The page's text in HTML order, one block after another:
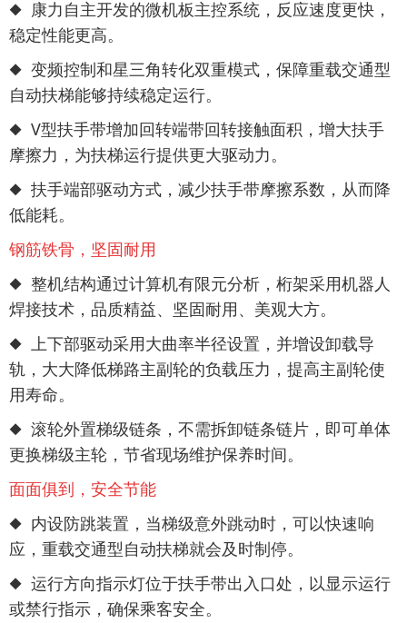
◆ 康力自主开发的微机板主控系统，反应速度更快，
稳定性能更高。
◆ 变频控制和星三角转化双重模式，保障重载交通型
自动扶梯能够持续稳定运行。
◆ V型扶手带增加回转端带回转接触面积，增大扶手
摩擦力，为扶梯运行提供更大驱动力。
◆ 扶手端部驱动方式，减少扶手带摩擦系数，从而降
低能耗。
钢筋铁骨，坚固耐用
◆ 整机结构通过计算机有限元分析，桁架采用机器人
焊接技术，品质精益、坚固耐用、美观大方。
◆ 上下部驱动采用大曲率半径设置，并增设卸载导
轨，大大降低梯路主副轮的负载压力，提高主副轮使
用寿命。
◆ 滚轮外置梯级链条，不需拆卸链条链片，即可单体
更换梯级主轮，节省现场维护保养时间。
面面俱到，安全节能
◆ 内设防跳装置，当梯级意外跳动时，可以快速响
应，重载交通型自动扶梯就会及时制停。
◆ 运行方向指示灯位于扶手带出入口处，以显示运行
或禁行指示，确保乘客安全。